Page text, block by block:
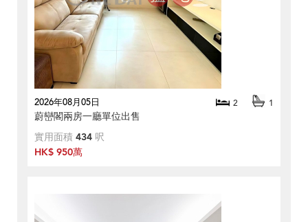
2026年08月05日 2 1
蔚巒閣兩房一廳單位出售
實用面積 434 呎
HK$ 950萬